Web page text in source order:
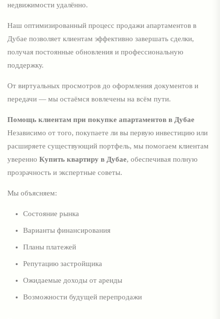
недвижимости удалённо.
Наш оптимизированный процесс продажи апартаментов в
Дубае позволяет клиентам эффективно завершать сделки,
получая постоянные обновления и профессиональную
поддержку.
От виртуальных просмотров до оформления документов и
передачи — мы остаёмся вовлечены на всём пути.
Помощь клиентам при покупке апартаментов в Дубае
Независимо от того, покупаете ли вы первую инвестицию или
расширяете существующий портфель, мы помогаем клиентам
уверенно Купить квартиру в Дубае, обеспечивая полную
прозрачность и экспертные советы.
Мы объясняем:
Состояние рынка
Варианты финансирования
Планы платежей
Репутацию застройщика
Ожидаемые доходы от аренды
Возможности будущей перепродажи